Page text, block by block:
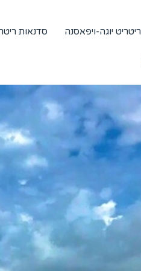
ריטריט יוגה-ויפאסנה סדנאות